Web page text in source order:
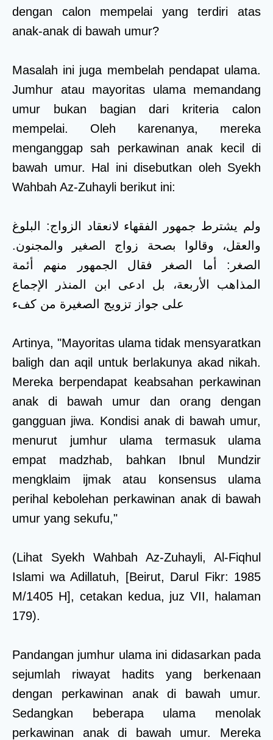
dengan calon mempelai yang terdiri atas
anak-anak di bawah umur?
Masalah ini juga membelah pendapat ulama.
Jumhur atau mayoritas ulama memandang
umur bukan bagian dari kriteria calon
mempelai. Oleh karenanya, mereka
menganggap sah perkawinan anak kecil di
bawah umur. Hal ini disebutkan oleh Syekh
Wahbah Az-Zuhayli berikut ini:
ولم يشترط جمهور الفقهاء لانعقاد الزواج: البلوغ
والعقل، وقالوا بصحة زواج الصغير والمجنون.
الصغر: أما الصغر فقال الجمهور منهم أئمة
المذاهب الأربعة، بل ادعى ابن المنذر الإجماع
على جواز تزويج الصغيرة من كفء
Artinya, "Mayoritas ulama tidak mensyaratkan
baligh dan aqil untuk berlakunya akad nikah.
Mereka berpendapat keabsahan perkawinan
anak di bawah umur dan orang dengan
gangguan jiwa. Kondisi anak di bawah umur,
menurut jumhur ulama termasuk ulama
empat madzhab, bahkan Ibnul Mundzir
mengklaim ijmak atau konsensus ulama
perihal kebolehan perkawinan anak di bawah
umur yang sekufu,"
(Lihat Syekh Wahbah Az-Zuhayli, Al-Fiqhul
Islami wa Adillatuh, [Beirut, Darul Fikr: 1985
M/1405 H], cetakan kedua, juz VII, halaman
179).
Pandangan jumhur ulama ini didasarkan pada
sejumlah riwayat hadits yang berkenaan
dengan perkawinan anak di bawah umur.
Sedangkan beberapa ulama menolak
perkawinan anak di bawah umur. Mereka